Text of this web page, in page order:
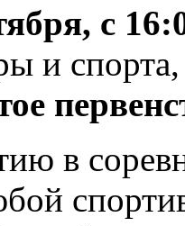
с
и
в